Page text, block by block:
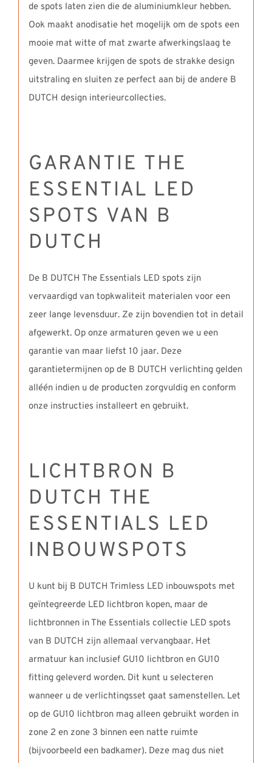
de spots laten zien die de aluminiumkleur hebben.
Ook maakt anodisatie het mogelijk om de spots een
mooie mat witte of mat zwarte afwerkingslaag te
geven. Daarmee krijgen de spots de strakke design
uitstraling en sluiten ze perfect aan bij de andere B
DUTCH design interieurcollecties.
GARANTIE THE
ESSENTIAL LED
SPOTS VAN B
DUTCH
De B DUTCH The Essentials LED spots zijn
vervaardigd van topkwaliteit materialen voor een
zeer lange levensduur. Ze zijn bovendien tot in detail
afgewerkt. Op onze armaturen geven we u een
garantie van maar liefst 10 jaar. Deze
garantietermijnen op de B DUTCH verlichting gelden
alléén indien u de producten zorgvuldig en conform
onze instructies installeert en gebruikt.
LICHTBRON B
DUTCH THE
ESSENTIALS LED
INBOUWSPOTS
U kunt bij B DUTCH Trimless LED inbouwspots met
geïntegreerde LED lichtbron kopen, maar de
lichtbronnen in The Essentials collectie LED spots
van B DUTCH zijn allemaal vervangbaar. Het
armatuur kan inclusief GU10 lichtbron en GU10
fitting geleverd worden. Dit kunt u selecteren
wanneer u de verlichtingsset gaat samenstellen. Let
op de GU10 lichtbron mag alleen gebruikt worden in
zone 2 en zone 3 binnen een natte ruimte
(bijvoorbeeld een badkamer). Deze mag dus niet